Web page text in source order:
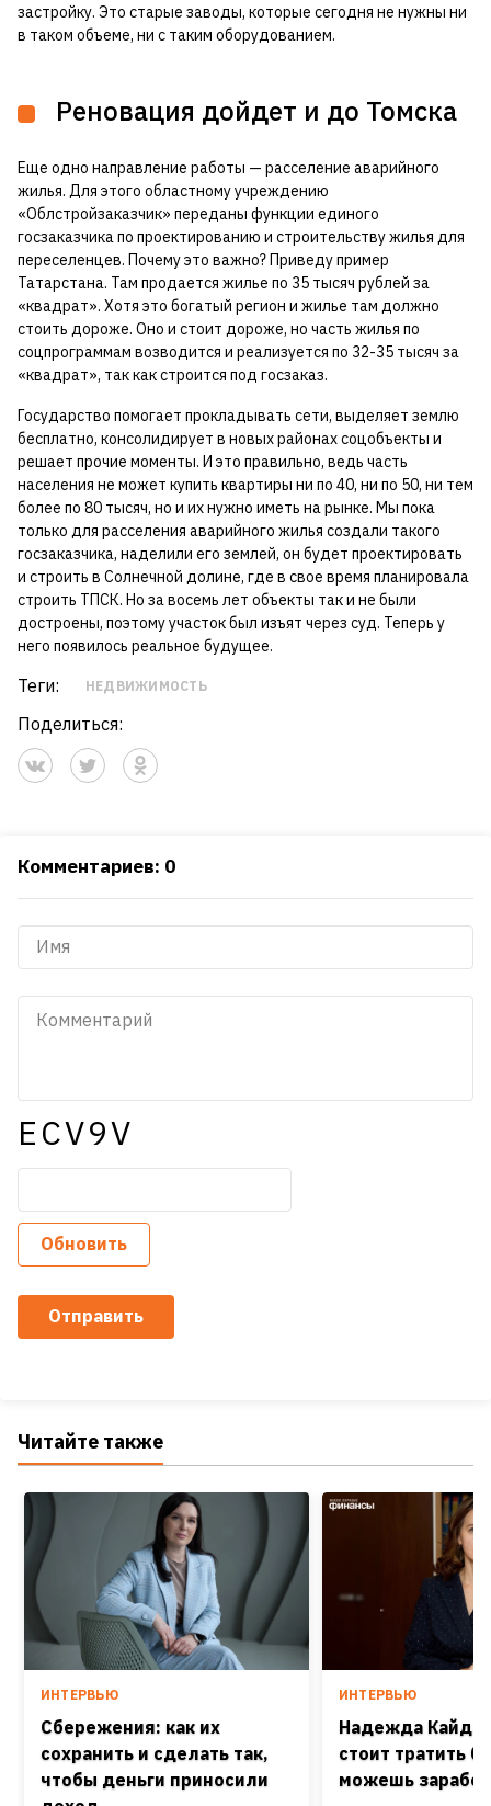
застройку. Это старые заводы, которые сегодня не нужны ни
в таком объеме, ни с таким оборудованием.
Реновация дойдет и до Томска
Еще одно направление работы — расселение аварийного
жилья. Для этого областному учреждению
«Облстройзаказчик» переданы функции единого
госзаказчика по проектированию и строительству жилья для
переселенцев. Почему это важно? Приведу пример
Татарстана. Там продается жилье по 35 тысяч рублей за
«квадрат». Хотя это богатый регион и жилье там должно
стоить дороже. Оно и стоит дороже, но часть жилья по
соцпрограммам возводится и реализуется по 32-35 тысяч за
«квадрат», так как строится под госзаказ.
Государство помогает прокладывать сети, выделяет землю
бесплатно, консолидирует в новых районах соцобъекты и
решает прочие моменты. И это правильно, ведь часть
населения не может купить квартиры ни по 40, ни по 50, ни тем
более по 80 тысяч, но и их нужно иметь на рынке. Мы пока
только для расселения аварийного жилья создали такого
госзаказчика, наделили его землей, он будет проектировать
и строить в Солнечной долине, где в свое время планировала
строить ТПСК. Но за восемь лет объекты так и не были
достроены, поэтому участок был изъят через суд. Теперь у
него появилось реальное будущее.
Теги: НЕДВИЖИМОСТЬ
Поделиться:
Комментариев: 0
ECV9V
Обновить
Отправить
Читайте также
ИНТЕРВЬЮ
Сбережения: как их
сохранить и сделать так,
чтобы деньги приносили
ИНТЕРВЬЮ
Надежда
стоит тратить
можешь